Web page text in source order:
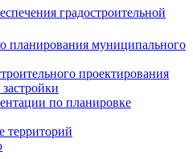
градостроительной
планирования муниципального
проектирования
по планировке
территорий